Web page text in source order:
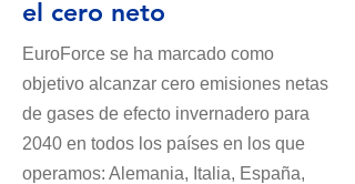
el cero neto
EuroForce se ha marcado como
objetivo alcanzar cero emisiones netas
de gases de efecto invernadero para
2040 en todos los países en los que
operamos: Alemania, Italia, España,